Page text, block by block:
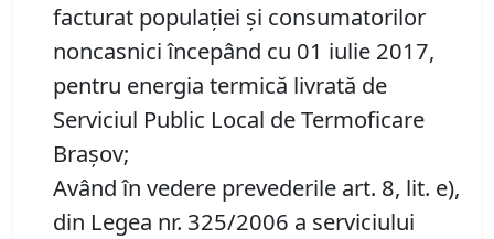
facturat populaţiei şi consumatorilor
noncasnici începând cu 01 iulie 2017,
pentru energia termică livrată de
Serviciul Public Local de Termoficare
Braşov;
Având în vedere prevederile art. 8, lit. e),
din Legea nr. 325/2006 a serviciului